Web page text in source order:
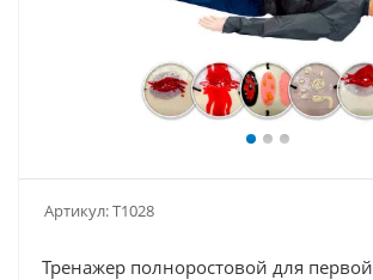
Артикул:Т1028
Тренажер полноростовой для первой